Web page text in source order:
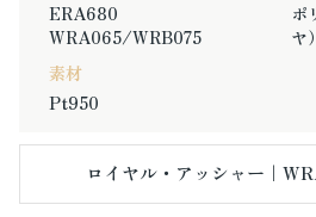
ERA680
WRA065/WRB075
ポ
ヤ）
素材
Pt950
ロイヤル・アッシャー｜